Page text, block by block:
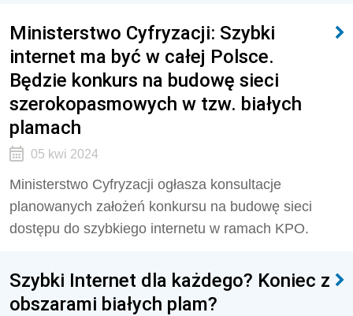
Ministerstwo Cyfryzacji: Szybki
internet ma być w całej Polsce.
Będzie konkurs na budowę sieci
szerokopasmowych w tzw. białych
plamach
05 kwi 2024
Ministerstwo Cyfryzacji ogłasza konsultacje
planowanych założeń konkursu na budowę sieci
dostępu do szybkiego internetu w ramach KPO.
Szybki Internet dla każdego? Koniec z
obszarami białych plam?